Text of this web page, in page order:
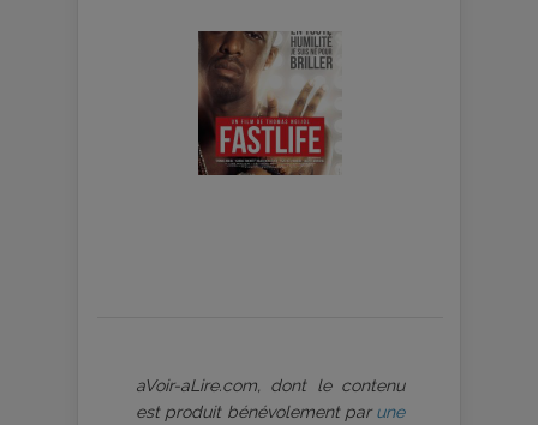
aVoir-aLire.com, dont le contenu
est produit bénévolement par une